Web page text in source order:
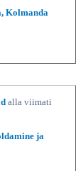
Kolmanda
alla viimati
ja